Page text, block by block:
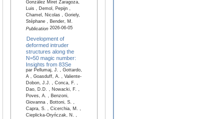
González Miret Zaragoza,
Luis , Demol, Pepijn ,
Chamel, Nicolas , Goriely,
Stéphane , Bender, M.
Publication2026-06-05
Development of
deformed intruder
structures along the
N=50 magic number:
Insights from 83Se
par Pellumaj, J. , Gottardo,
A , Goasduff, A. , Valiente-
Dobon, J.J. , Conca, F. ,
Dao, D.D. , Nowacki, F. ,
Poves, A. , Benzoni,
Giovanna , Bottoni, S. ,
Capra, S. , Cicerchia, M. ,
Cieplicka-Oryńczak, N. ,